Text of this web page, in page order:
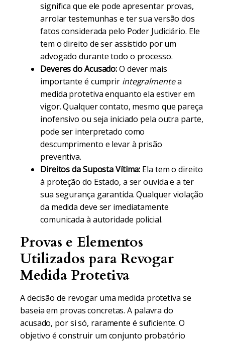
significa que ele pode apresentar provas,
arrolar testemunhas e ter sua versão dos
fatos considerada pelo Poder Judiciário. Ele
tem o direito de ser assistido por um
advogado durante todo o processo.
Deveres do Acusado:O dever mais
importante é cumprir integralmentea
medida protetiva enquanto ela estiver em
vigor. Qualquer contato, mesmo que pareça
inofensivo ou seja iniciado pela outra parte,
pode ser interpretado como
descumprimento e levar à prisão
preventiva.
Direitos da Suposta Vítima: Ela tem o direito
à proteção do Estado, a ser ouvida e a ter
sua segurança garantida. Qualquer violação
da medida deve ser imediatamente
comunicada à autoridade policial.
Provas e Elementos
Utilizados para Revogar
Medida Protetiva
A decisão de revogar uma medida protetiva se
baseia em provas concretas. A palavra do
acusado, por si só, raramente é suficiente. O
objetivo é construir um conjunto probatório